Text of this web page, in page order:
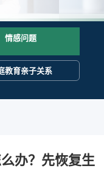
情感问题
教育亲子关系
办？先恢复生